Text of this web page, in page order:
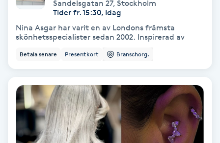
Kosmetisk tatuering
Kostrådgivning
Kroppsinpackning
Kroppspeeling
Käkledsbehandling
Sandelsgatan 27, Stockholm
Tider fr. 15:30, Idag
Nina Asgar har varit en av Londons främsta
skönhetsspecialister sedan 2002. Inspirerad av
Betala senare Presentkort Branschorg.